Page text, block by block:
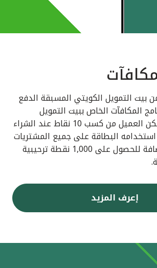
بيت التمويل الكويتي المسبقة الدفع
المكافآت الخاص ببيت التمويل
الكويتي حيث يتمكن العميل من كسب 10 نقاط عند الشراء
عند استخدامه البطاقة على جميع المشتريات
محلياً ودولياً بالاضافة للحصول على 1,000 نقطة ترحيبية
إعرف المزيد